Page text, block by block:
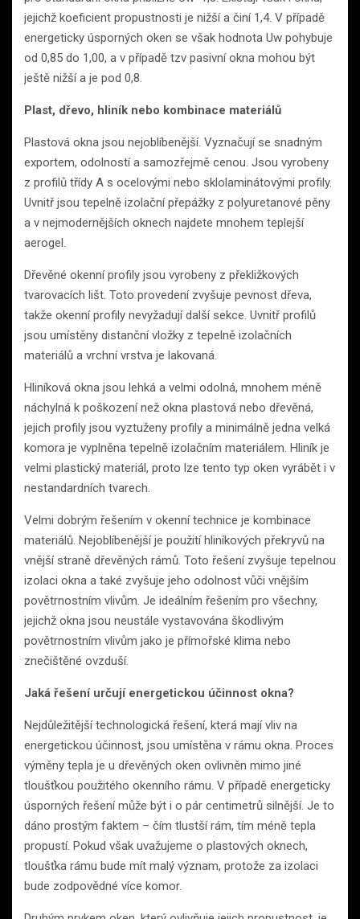
jejichž koeficient propustnosti je nižší a činí 1,4. V případě
energeticky úsporných oken se však hodnota Uw pohybuje
od 0,85 do 1,00, a v případě tzv pasivní okna mohou být
ještě nižší a je pod 0,8.
Plast, dřevo, hliník nebo kombinace materiálů
Plastová okna jsou nejoblíbenější. Vyznačují se snadným
exportem, odolností a samozřejmě cenou. Jsou vyrobeny
z profilů třídy A s ocelovými nebo sklolaminátovými profily.
Uvnitř jsou tepelně izolační přepážky z polyuretanové pěny
a v nejmodernějších oknech najdete mnohem teplejší
aerogel.
Dřevěné okenní profily jsou vyrobeny z překližkových
tvarovacích lišt. Toto provedení zvyšuje pevnost dřeva,
takže okenní profily nevyžadují další sekce. Uvnitř profilů
jsou umístěny distanční vložky z tepelně izolačních
materiálů a vrchní vrstva je lakovaná.
Hliníková okna jsou lehká a velmi odolná, mnohem méně
náchylná k poškození než okna plastová nebo dřevěná,
jejich profily jsou vyztuženy profily a minimálně jedna velká
komora je vyplněna tepelně izolačním materiálem. Hliník je
velmi plastický materiál, proto lze tento typ oken vyrábět i v
nestandardních tvarech.
Velmi dobrým řešením v okenní technice je kombinace
materiálů. Nejoblíbenější je použití hliníkových překryvů na
vnější straně dřevěných rámů. Toto řešení zvyšuje tepelnou
izolaci okna a také zvyšuje jeho odolnost vůči vnějším
povětrnostním vlivům. Je ideálním řešením pro všechny,
jejichž okna jsou neustále vystavována škodlivým
povětrnostním vlivům jako je přímořské klima nebo
znečištěné ovzduší.
Jaká řešení určují energetickou účinnost okna?
Nejdůležitější technologická řešení, která mají vliv na
energetickou účinnost, jsou umístěna v rámu okna. Proces
výměny tepla je u dřevěných oken ovlivněn mimo jiné
tloušťkou použitého okenního rámu. V případě energeticky
úsporných řešení může být i o pár centimetrů silnější. Je to
dáno prostým faktem – čím tlustší rám, tím méně tepla
propustí. Pokud však uvažujeme o plastových oknech,
tloušťka rámu bude mít malý význam, protože za izolaci
bude zodpovědné více komor.